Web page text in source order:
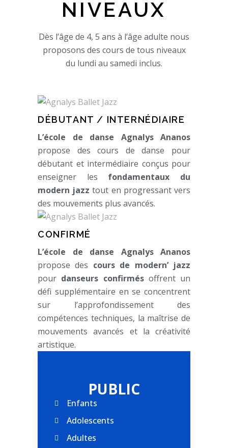
NIVEAUX
Dès l’âge de 4, 5 ans à l’âge adulte nous
proposons des cours de tous niveaux
du lundi au samedi inclus.
DÉBUTANT / INTERNÉDIAIRE
L’école de danse Agnalys Ananos
propose des cours de danse pour
débutant et intermédiaire conçus pour
enseigner les fondamentaux du
modern jazz tout en progressant vers
des mouvements plus avancés.
CONFIRMÉ
L’école de danse Agnalys Ananos
propose des cours de modern’ jazz
pour danseurs confirmésoffrent un
défi supplémentaire en se concentrent
sur l’approfondissement des
compétences techniques, la maîtrise de
mouvements avancés et la créativité
artistique.
PUBLIC
Enfants
Adolescents
Adultes